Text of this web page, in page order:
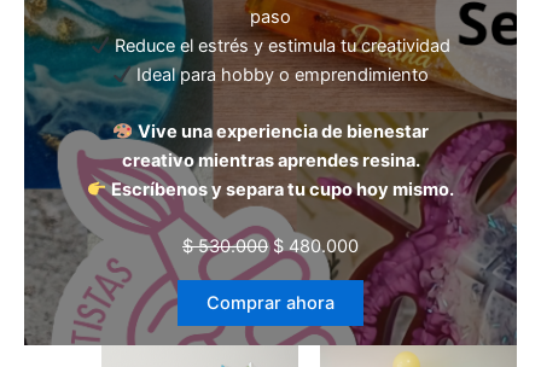
paso
Reduce el estrés y estimula tu creatividad
Ideal para hobby o emprendimiento
Vive una experiencia de bienestar
creativo mientras aprendes resina.
Escríbenos y separa tu cupo hoy mismo.
$530.000 Original
price
was:
$ 530.000.
$480.000Current
price
is:
$ 480.000.
Comprar ahora